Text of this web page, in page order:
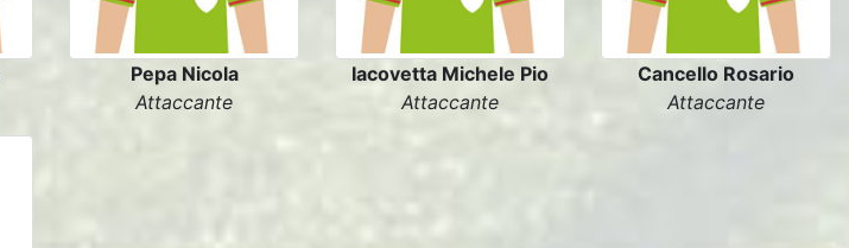
Pepa Nicola
Attaccante
Iacovetta Michele Pio
Attaccante
Cancello Rosario
Attaccante